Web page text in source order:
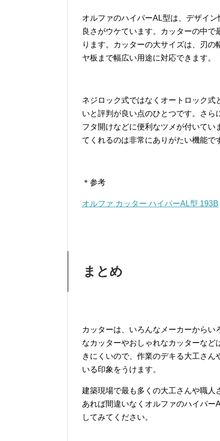
オルファのハイパーAL型は、デザイ
良さがウケています。カッターの中
ります。カッターの大サイズは、刃
ヤ板まで幅広い用途に対応できます。
ネジロック式ではなくオートロック
いと評判が良い点のひとつです。さ
フタ開けなどに便利なツメが付いて
てくれるのは非常にありがたい機能で
＊参考
オルファ カッター ハイパーAL型 193B
まとめ
カッターは、いろんなメーカーから
なカッターやおしゃれなカッターな
きにくいので、作業のデキる大工さ
いる印象をうけます。
建築現場で最も多くの大工さんや職
あれば間違いなくオルファのハイパ
してみてください。